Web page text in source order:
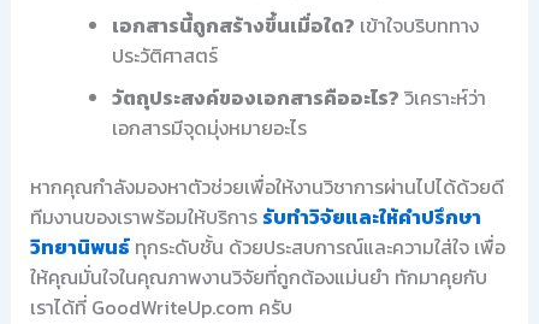
เอกสารนี้ถูกสร้างขึ้นเมื่อใด? เข้าใจบริบททาง
ประวัติศาสตร์
วัตถุประสงค์ของเอกสารคืออะไร? วิเคราะห์ว่า
เอกสารมีจุดมุ่งหมายอะไร
หากคุณกำลังมองหาตัวช่วยเพื่อให้งานวิชาการผ่านไปได้ด้วยดี
ทีมงานของเราพร้อมให้บริการ รับทำวิจัยและให้คำปรึกษา
วิทยานิพนธ์ทุกระดับชั้น ด้วยประสบการณ์และความใส่ใจ เพื่อ
ให้คุณมั่นใจในคุณภาพงานวิจัยที่ถูกต้องแม่นยำ ทักมาคุยกับ
เราได้ที่ GoodWriteUp.com ครับ